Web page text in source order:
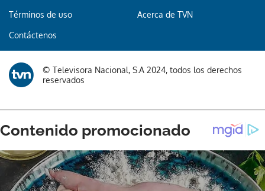
Términos de uso Acerca de TVN
Contáctenos
© Televisora Nacional, S.A 2024, todos los derechos
reservados